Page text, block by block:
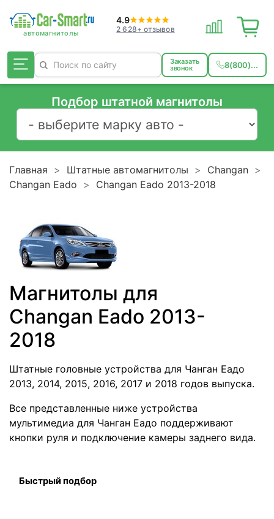
4.9
2 628+ отзывов
Заказать
звонок 8(800)...
Подбор штатной магнитолы
Главная Штатные автомагнитолы
Changan
Changan Eado
Changan Eado 2013-2018
Магнитолы для
Changan Eado 2013-
2018
Штатные головные устройства для Чанган Еадо
2013, 2014, 2015, 2016, 2017 и 2018 годов выпуска.
Все представленные ниже устройства
мультимедиа для Чанган Еадо поддерживают
кнопки руля и подключение камеры заднего вида.
Быстрый подбор